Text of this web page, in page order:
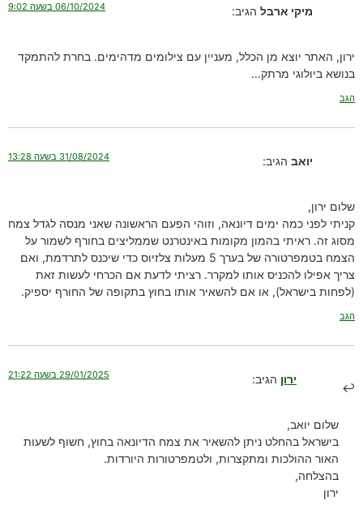
מיקי ארבל הגיב: 06/10/2024 בשעה 9:02
ירון, האתר יוצא מן הכלל, מעניין עם צילומים מדהימים. בחרת להתמקד
בנושא ביולוגי מרתק…
הגב
יואב הגיב: 31/08/2024 בשעה 13:28
שלום ירון,
קניתי לפני כמה ימים דיונאה, וזוהי הפעם הראשונה שאני מנסה לגדל צמח
מסוג זה. ראיתי בהמון מקומות באינטרנט שממליצים בחורף לשמור על
הצמח בטמפרטורה של בערך 5 מעלות צלזיוס כדי שיכנס לתרדמת, ואם
צריך אפילו להכניס אותו למקרר. רציתי לדעת אם הכרחי לעשות זאת
(לפחות בישראל), או אם להשאיר אותו בחוץ בתקופה של החורף יספיק.
הגב
ירון הגיב: 29/01/2025 בשעה 21:22
שלום יואב,
בישראל בהחלט ניתן להשאיר את צמח הדיונאה בחוץ, חשוף לשעות
האור ההולכות ומתקצרות, ולטמפרטורות היורדות.
בהצלחה,
ירון